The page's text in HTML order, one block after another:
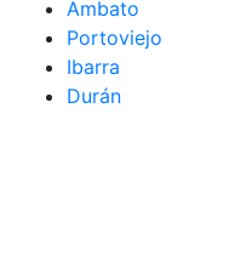
Ambato
Portoviejo
Ibarra
Durán